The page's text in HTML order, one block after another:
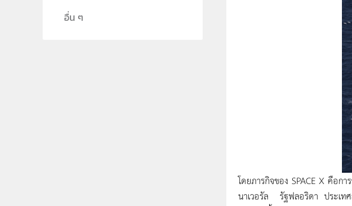
โดยภารกิจของ SPACE X คือก
นาเวอรัล รัฐฟลอริดา ประเทศ
อื่น ๆ